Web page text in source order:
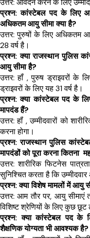
उत्तर: आवेदन करने के लिए
प्रश्न: कांस्टेबल पद के लिए
अधिकतम आयु सीमा क्या है?
उत्तर: पुरुषों के लिए अधिकतम
28 वर्ष है।
प्रश्न: क्या राजस्थान पुलिस
आयु सीमा है?
उत्तर: हॉं , पुरुष ड्राइवरों के
ड्राइवरों के लिए यह 31 वर्ष है।
प्रश्न: क्या कांस्टेबल पद के
मापदंड हैं?
उत्तर: हॉं , उम्मीदवारों को
करना होगा।
प्रश्न: राजस्थान पुलिस
मापदंडों को पूरा करना कितना
उत्तर: शारीरिक फिटनेस
सुनिश्चित करता है कि
प्रश्न: क्या विशेष मामलों में आयु
उत्तर: आम तौर पर, आयु सीमाएं
विशिष्ट श्रेणियों के लिए कुछ छूट
प्रश्न: क्या कांस्टेबल पद के
शैक्षणिक योग्यता भी आवश्यक है?